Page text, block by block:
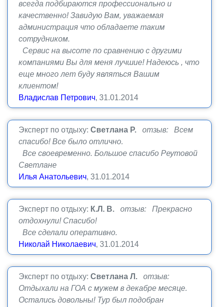
всегда подбираются профессионально и
качественно! Завидую Вам, уважаемая
администрация что обладаете таким
сотрудником.
Сервис на высоте по сравнению с другими
компаниями Вы для меня лучшие! Надеюсь , что
еще много лет буду являться Вашим
клиентом!
Владислав Петрович, 31.01.2014
Эксперт по отдыху: Светлана Р.
отзыв: Всем
спасибо! Все было отлично.
Все своевременно. Большое спасибо Реутовой
Светлане
Илья Анатольевич, 31.01.2014
Эксперт по отдыху: К.Л. В.
отзыв: Прекрасно
отдохнули! Спасибо!
Все сделали оперативно.
Николай Николаевич, 31.01.2014
Эксперт по отдыху: Светлана Л.
отзыв:
Отдыхали на ГОА с мужем в декабре месяце.
Остались довольны! Тур был подобран